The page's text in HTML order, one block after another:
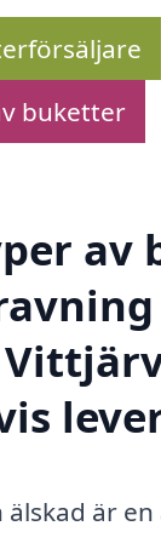
buketter
av
är en